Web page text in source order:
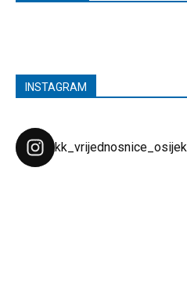
INSTAGRAM
kk_vrijednosnice_osijek